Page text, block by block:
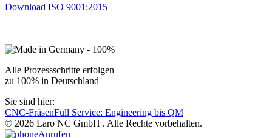
Download ISO 9001:2015
Alle Prozessschritte erfolgen
zu 100% in Deutschland
Sie sind hier:
CNC-FräsenFull Service: Engineering bis QM
© 2026 Laro NC GmbH . Alle Rechte vorbehalten.
Anrufen